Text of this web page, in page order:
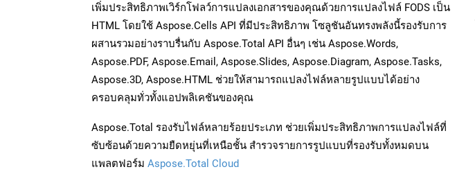
เพิ่มประสิทธิภาพเวิร์กโฟลว์การแปลงเอกสารของคุณด้วยการแปลงไฟล์ FODS เป็น
HTML โดยใช้ Aspose.Cells API ที่มีประสิทธิภาพ โซลูชันอันทรงพลังนี้รองรับการ
ผสานรวมอย่างราบรื่นกับ Aspose.Total API อื่นๆ เช่น Aspose.Words,
Aspose.PDF, Aspose.Email, Aspose.Slides, Aspose.Diagram, Aspose.Tasks,
Aspose.3D, Aspose.HTML ช่วยให้สามารถแปลงไฟล์หลายรูปแบบได้อย่าง
ครอบคลุมทั่วทั้งแอปพลิเคชันของคุณ
Aspose.Total รองรับไฟล์หลายร้อยประเภท ช่วยเพิ่มประสิทธิภาพการแปลงไฟล์ที่
ซับซ้อนด้วยความยืดหยุ่นที่เหนือชั้น สำรวจรายการรูปแบบที่รองรับทั้งหมดบน
แพลตฟอร์ม Aspose.Total Cloud